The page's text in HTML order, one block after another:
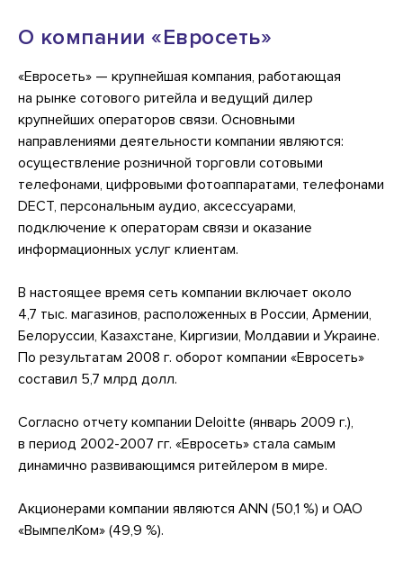
О компании «Евросеть»
«Евросеть» — крупнейшая компания, работающая
на рынке сотового ритейла и ведущий дилер
крупнейших операторов связи. Основными
направлениями деятельности компании являются:
осуществление розничной торговли сотовыми
телефонами, цифровыми фотоаппаратами, телефонами
DECT, персональным аудио, аксессуарами,
подключение к операторам связи и оказание
информационных услуг клиентам.
В настоящее время сеть компании включает около
4,7 тыс. магазинов, расположенных в России, Армении,
Белоруссии, Казахстане, Киргизии, Молдавии и Украине.
По результатам 2008 г. оборот компании «Евросеть»
составил 5,7 млрд долл.
Согласно отчету компании Deloitte (январь 2009 г.),
в период 2002-2007 гг. «Евросеть» стала самым
динамично развивающимся ритейлером в мире.
Акционерами компании являются ANN (50,1 %) и ОАО
«ВымпелКом» (49,9 %).